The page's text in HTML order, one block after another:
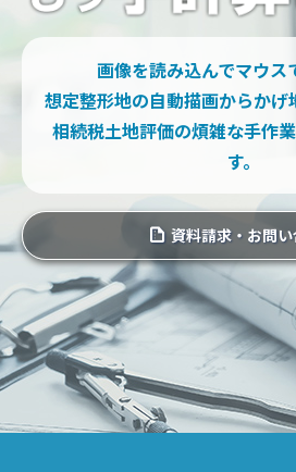
画像を読み込んでマウス
想定整形地の自動描画からかげ
相続税土地評価の煩雑な手作
す。
資料請求・お問